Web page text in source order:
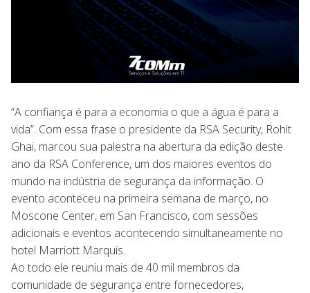
“A confiança é para a economia o que a água é para a
vida”. Com essa frase o presidente da RSA Security, Rohit
Ghai, marcou sua palestra na abertura da edição deste
ano da RSA Conference, um dos maiores eventos do
mundo na indústria de segurança da informação. O
evento aconteceu na primeira semana de março, no
Moscone Center, em San Francisco, com sessões
adicionais e eventos acontecendo simultaneamente no
hotel Marriott Marquis.
Ao todo ele reuniu mais de 40 mil membros da
comunidade de segurança entre fornecedores,